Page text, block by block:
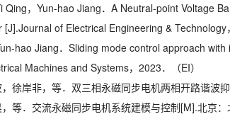
Qing，Yun-hao Jiang．A Neutral-point Voltage
[J].Journal of Electrical Engineering & Technology
hao Jiang．Sliding mode control approach
Machines and Systems，2023．（EI）
徐岸非，等．双三相永磁同步电机两相开路谐波
等．交流永磁同步电机系统建模与控制[M].北京：